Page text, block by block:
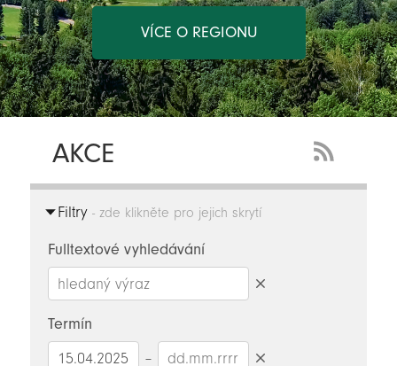
VÍCE O REGIONU
AKCE
Feed
Filtry- zde klikněte pro jejich skrytí
Fulltextové vyhledávání
Termín
–